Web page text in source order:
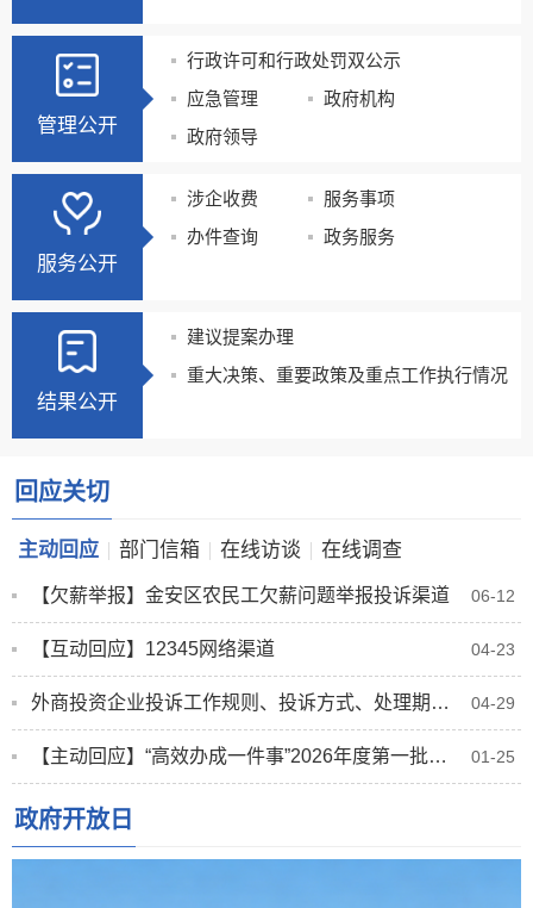
管理公开
行政许可和行政处罚双公示
应急管理
政府机构
政府领导
服务公开
涉企收费
服务事项
办件查询
政务服务
结果公开
建议提案办理
重大决策、重要政策及重点工作执行情况
回应关切
主动回应 部门信箱 在线访谈 在线调查
【欠薪举报】金安区农民工欠薪问题举报投诉渠道 06-12
【互动回应】12345网络渠道 04-23
外商投资企业投诉工作规则、投诉方式、处理期限、投诉渠道（含金安区） 04-29
【主动回应】“高效办成一件事”2026年度第一批重点事项清单 01-25
政府开放日